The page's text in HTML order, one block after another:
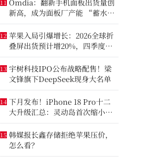
11 Omdia：翻新手机面板出货量创
新高，成为面板厂产能 “蓄水
池”
12 苹果入局引爆增长：2026全球折
叠屏出货预计增20%，四季度成
全年销量关键窗口
13 宇树科技IPO公布战略配售！梁
文锋旗下DeepSeek现身大名单
14 下月发布！iPhone 18 Pro十二
大升级汇总：灵动岛首次缩小、
首次2nm芯片
15 韩媒报长鑫存储拒绝苹果压价，
怎么看？